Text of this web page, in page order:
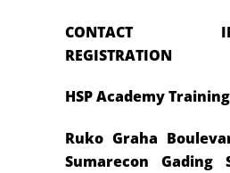
CONTACT
REGISTRATION
HSP Academy
Ruko Graha
Sumarecon Gading